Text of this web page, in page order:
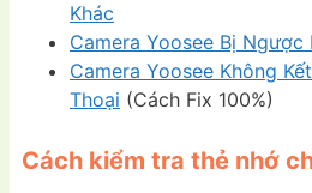
Khác
Camera Yoosee Bị Ngược
Camera Yoosee Không
Thoại (Cách Fix 100%)
Cách kiểm tra thẻ nhớ